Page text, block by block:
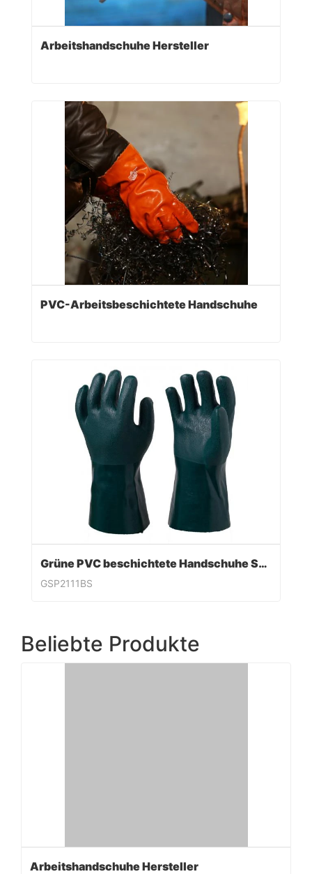
Arbeitshandschuhe Hersteller
PVC-Arbeitsbeschichtete Handschuhe
Grüne PVC beschichtete Handschuhe Sandy Finish
GSP2111BS
Beliebte Produkte
Arbeitshandschuhe Hersteller